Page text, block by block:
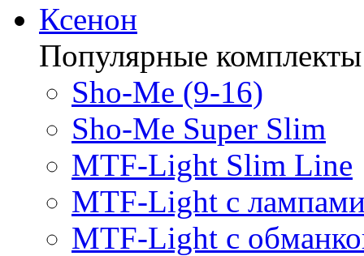
Ксенон
Популярные комплекты
Sho-Me (9-16)
Sho-Me Super Slim
MTF-Light Slim Line
MTF-Light с
MTF-Light с